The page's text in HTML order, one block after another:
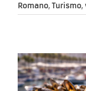
Romano, Turismo,